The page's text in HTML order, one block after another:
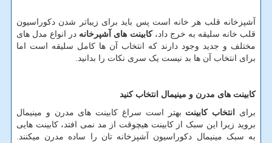
آشپزخانه قلب هر خانه است پس باید برای زیباتر شدن دکوراسیون
قلب خانه سلیقه به خرج داد،کابینت های آشپرخانه در انواع مدل های
مختلف و جدید وجود دارند که انتخاب آن ها کامل سلیقه است اما
برای انتخاب آن ها بد نیست یک سری نکات را بدانید.
کابینت های مدرن و مینیمال انتخاب کنید
برای
انتخاب کابینت بهتر است سراغ کابینت های مدرن و مینیمال
بروید زیرا این سبک از کابینت هیچوقت از مد نمی افتد، کابینت هایی
به سبک مینیمال دکوراسیون آشپزخانه تان را ساده مدرن میکنند.